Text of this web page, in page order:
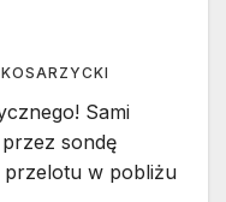
Sami
sondę
przelotu w pobliżu